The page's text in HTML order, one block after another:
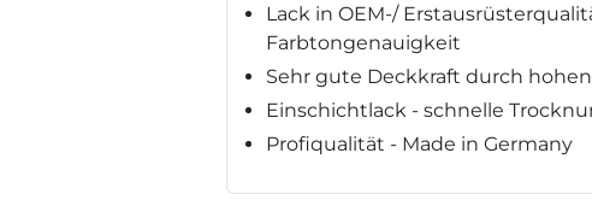
Lack in OEM-/
Farbtongenauigkeit
Sehr gute Deckkraft durch
Einschichtlack - schnelle
Profiqualität - Made in Germany